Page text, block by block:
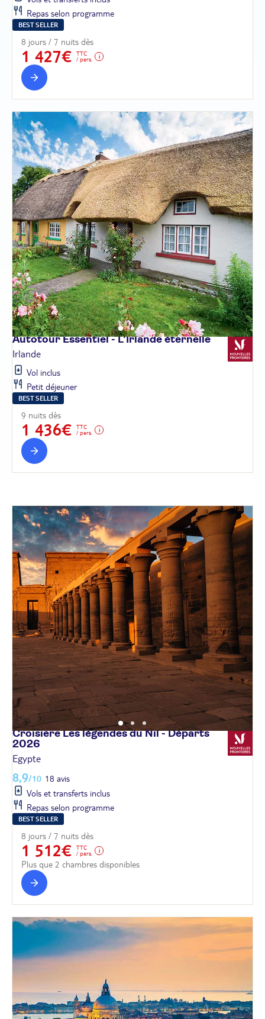
Repas selon programme
BEST SELLER
8 jours / 7 nuits dès
1 427€
TTC
/ pers.
Autotour Essentiel - L'Irlandeéternelle
Irlande
Vol inclus
Petit déjeuner
BEST SELLER
9 nuits dès
1 436€
TTC
/ pers.
Croisière Les légendes du Nil - Départs
2026
Egypte
8,9/10 18 avis
Vols et transferts inclus
Repas selon programme
BEST SELLER
8 jours / 7 nuits dès
1 512€
TTC
/ pers.
Plus que 2 chambres disponibles